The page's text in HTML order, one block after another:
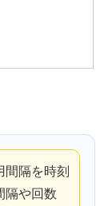
間隔を時刻
隔や回数